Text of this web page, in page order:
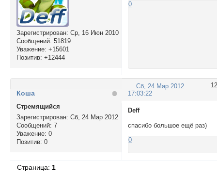
Зарегистрирован: Ср, 16 Июн 2010
Сообщений: 51819
Уважение: +15601
Позитив: +12444
0
12
Сб, 24 Мар 2012
17:03:22
Кoша
Стремящийся
Зарегистрирован: Сб, 24 Мар 2012
Сообщений: 7
Уважение: 0
Позитив: 0
Deff
спасибо большое ещё раз)
0
Страница:1